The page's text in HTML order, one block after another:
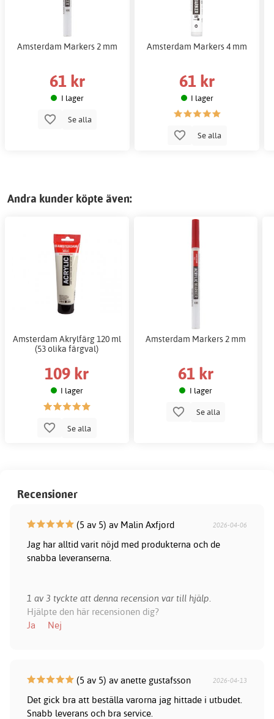
Amsterdam Markers 2 mm
61 kr
I lager
Se alla
Amsterdam Markers 4 mm
61 kr
I lager
Se alla
Andra kunder köpte även:
Amsterdam Akrylfärg 120 ml
(53 olika färgval)
109 kr
I lager
Se alla
Amsterdam Markers 2 mm
61 kr
I lager
Se alla
Recensioner
(5 av 5) av Malin Axfjord 2026-04-06
Jag har alltid varit nöjd med produkterna och de
snabba leveranserna.
1 av 3 tyckte att denna recension var till hjälp.
Hjälpte den här recensionen dig?
Ja
Nej
(5 av 5) av anette gustafsson 2026-04-13
Det gick bra att beställa varorna jag hittade i utbudet.
Snabb leverans och bra service.